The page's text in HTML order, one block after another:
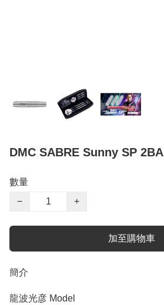
DMC SABRE Sunny SP 2BA
數量
−
+
加至購物車
簡介
龍波光彦 Model